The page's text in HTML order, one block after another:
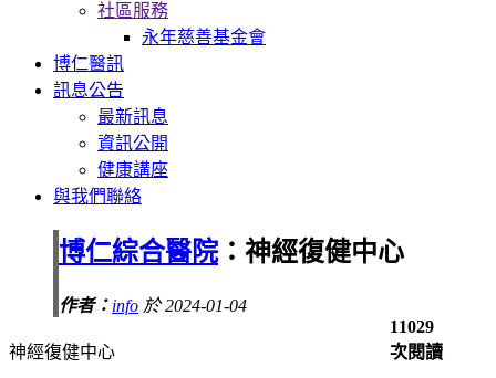
社區服務
永年慈善基金會
博仁醫訊
訊息公告
最新訊息
資訊公開
健康講座
與我們聯絡
博仁綜合醫院：神經復健中心
作者： info 於 2024-01-04
11029
次閱讀
神經復健中心